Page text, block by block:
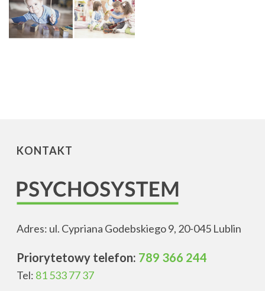
KONTAKT
Adres: ul. Cypriana Godebskiego 9, 20-045 Lublin
Priorytetowy telefon: 789 366 244
Tel: 81 533 77 37